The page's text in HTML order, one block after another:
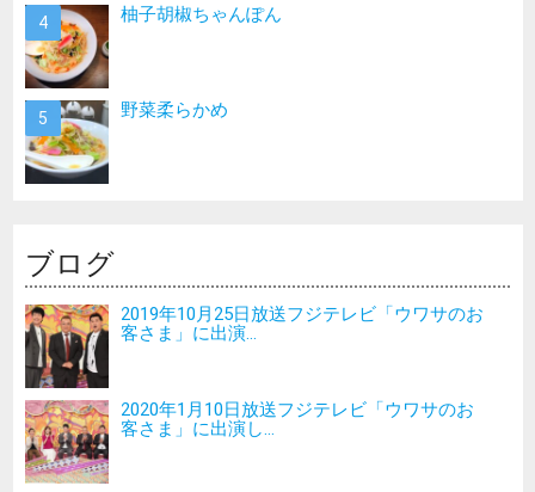
柚子胡椒ちゃんぽん
野菜柔らかめ
ブログ
2019年10月25日放送フジテレビ「ウワサのお
客さま」に出演...
2020年1月10日放送フジテレビ「ウワサのお
客さま」に出演し...